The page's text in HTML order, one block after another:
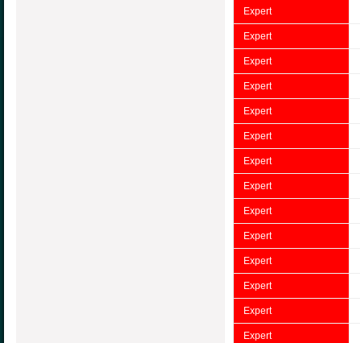
Expert
Expert
Expert
Expert
Expert
Expert
Expert
Expert
Expert
Expert
Expert
Expert
Expert
Expert